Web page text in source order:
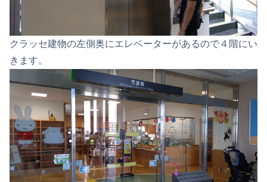
クラッセ建物の左側奥にエレベーターがあるので４階にい
きます。